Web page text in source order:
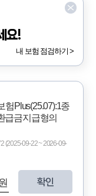
요!
내 보험 점검하기 >
험Plus(25.07):1종
급금지급형의
(2025-09-22 ~ 2026-09-
확인